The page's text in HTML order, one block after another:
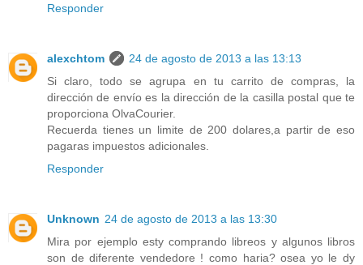
Responder
alexchtom
24 de agosto de 2013 a las 13:13
Si claro, todo se agrupa en tu carrito de compras, la
dirección de envío es la dirección de la casilla postal que te
proporciona OlvaCourier.
Recuerda tienes un limite de 200 dolares,a partir de eso
pagaras impuestos adicionales.
Responder
Unknown 24 de agosto de 2013 a las 13:30
Mira por ejemplo esty comprando libreos y algunos libros
son de diferente vendedore ! como haria? osea yo le dy